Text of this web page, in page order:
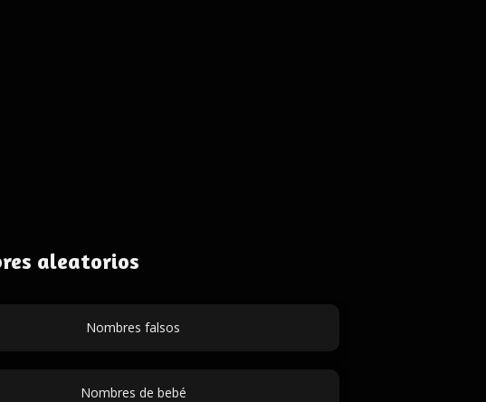
aleatorios
Nombres falsos
Nombres de bebé